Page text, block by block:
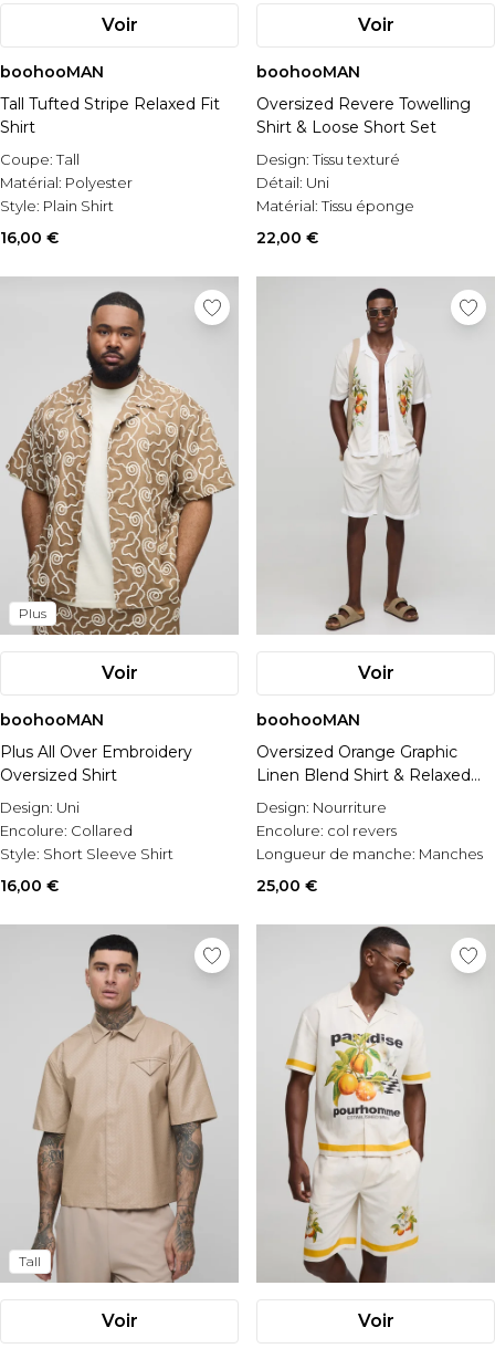
Voir
boohooMAN
Tall Tufted Stripe Relaxed Fit
Shirt
Coupe:Tall
Matérial: Polyester
Style: Plain Shirt
16,00 €
Voir
boohooMAN
Oversized Revere Towelling
Shirt & Loose Short Set
Design:Tissu texturé
Détail: Uni
Matérial:Tissu éponge
22,00 €
Plus
Voir
boohooMAN
Plus All Over Embroidery
Oversized Shirt
Design: Uni
Encolure: Collared
Style: Short Sleeve Shirt
16,00 €
Voir
boohooMAN
Oversized Orange Graphic
Linen Blend Shirt & Relaxed
Short Set
Design: Nourriture
Encolure: col revers
Longueur de manche: Manches
courtes
25,00 €
Tall
Voir Voir